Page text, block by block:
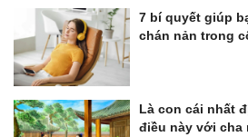
7 bí quyết giúp
chán nản trong
Là con cái nhất
điều này với cha